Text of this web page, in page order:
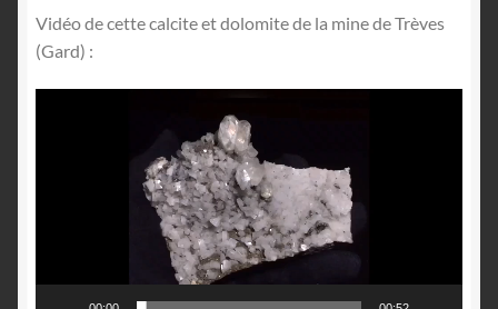
Vidéo de cette calcite et dolomite de la mine de Trèves
(Gard) :